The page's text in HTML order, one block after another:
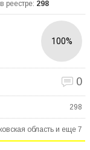
реестре: 298
100%
0
298
область и еще 7